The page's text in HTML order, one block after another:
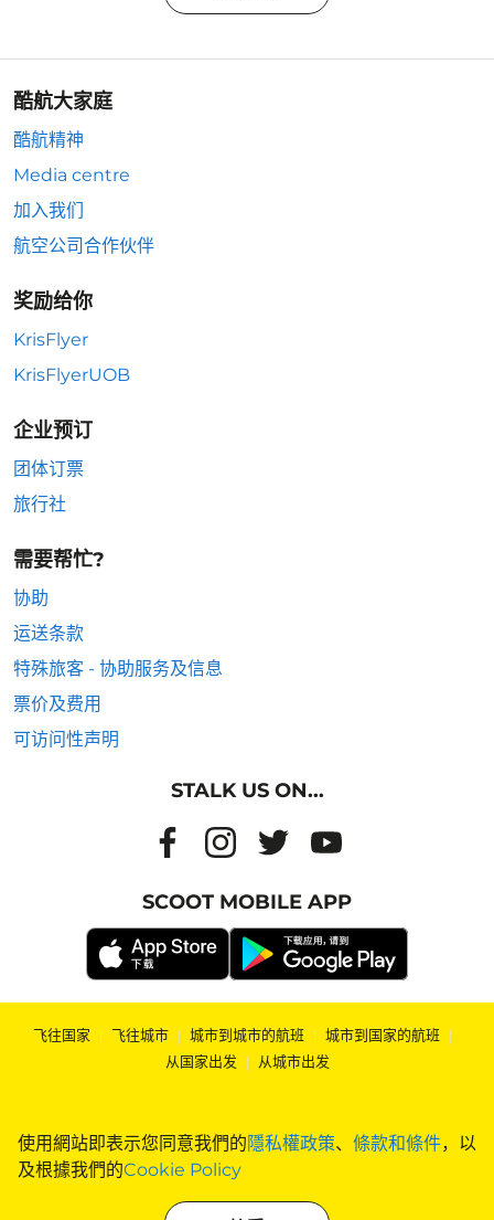
使用網站即表示您同意我們的隱私權政策、 條款和條件，以
及根據我們的Cookie Policy
酷航大家庭
酷航精神
Media centre
加入我们
航空公司合作伙伴
奖励给你
KrisFlyer
KrisFlyerUOB
企业预订
团体订票
旅行社
需要帮忙?
协助
运送条款
特殊旅客 - 协助服务及信息
票价及费用
可访问性声明
STALK US ON...
SCOOT MOBILE APP
飞往国家 | 飞往城市 | 城市到城市的航班 | 城市到国家的航班 |
从国家出发 | 从城市出发